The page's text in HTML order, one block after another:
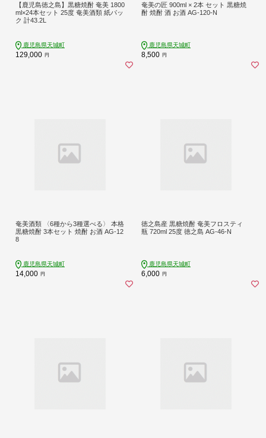
【鹿児島徳之島】黒糖焼酎 奄美 1800
ml×24本セット 25度 奄美酒類 紙パッ
ク 計43.2L
鹿児島県天城町
129,000 円
奄美の匠 900ml × 2本 セット 黒糖焼
酎 焼酎 酒 お酒 AG-120-N
鹿児島県天城町
8,500 円
奄美酒類 〈6種から3種選べる〉 本格
黒糖焼酎 3本セット 焼酎 お酒 AG-12
8
鹿児島県天城町
14,000 円
徳之島産 黒糖焼酎 奄美フロスティ
瓶 720ml 25度 徳之島 AG-46-N
鹿児島県天城町
6,000 円